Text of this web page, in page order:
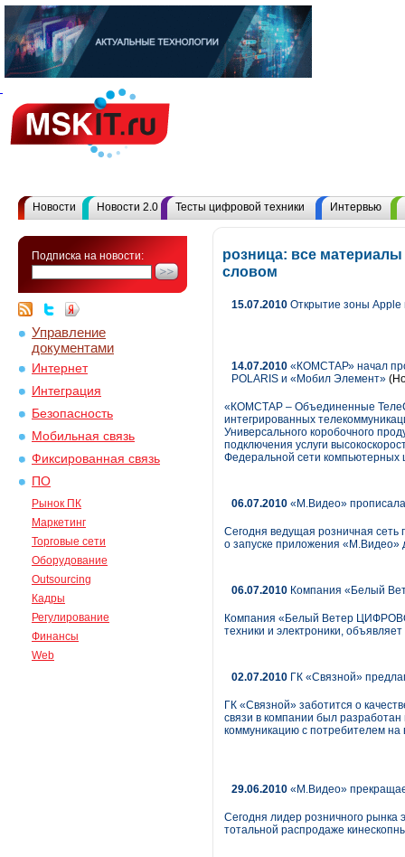
Новости Новости 2.0 Тесты цифровой техники Интервью
Подписка на новости:
Управление
документами
Интернет
Интеграция
Безопасность
Мобильная связь
Фиксированная связь
ПО
Рынок ПК
Маркетинг
Торговые сети
Оборудование
Outsourcing
Кадры
Регулирование
Финансы
Web
розница: все
словом
15.07.2010 Открытие зоны
14.07.2010 «КОМСТАР» начал
POLARIS и «Мобил Элемент»
«КОМСТАР – Объединенные
интегрированных
Универсального коробочного
подключения услуги
Федеральной сети компьютерных
06.07.2010 «М.Видео»
Сегодня ведущая розничная сеть
о запуске приложения «М.Видео»
06.07.2010 Компания «Белый
Компания «Белый Ветер
техники и электроники,
02.07.2010 ГК «Связной»
ГК «Связной» заботится о
связи в компании был
коммуникацию с потребителем на
29.06.2010 «М.Видео»
Сегодня лидер розничного рынка
тотальной распродаже